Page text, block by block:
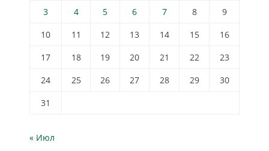
3
4 5 6 7 8
9
10
11 12 13 14 15
16
17
18 19 20 21 22
23
24
25 26 27 28 29
30
31
« Июл